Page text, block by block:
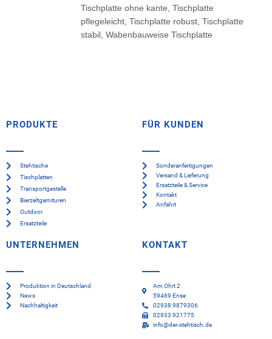
Tischplatte ohne kante Tischplatte
pflegeleicht Tischplatte robust Tischplatte
stabil Wabenbauweise Tischplatte
PRODUKTE
Stehtische
Tischplatten
Transportgestelle
Bierzeltgarnituren
Outdoor
Ersatzteile
FÜR KUNDEN
Sonderanfertigungen
Versand & Lieferung
Ersatzteile & Service
Kontakt
Anfahrt
UNTERNEHMEN
Produktion in Deutschland
News
Nachhaltigkeit
KONTAKT
Am Ohrt 2
59469 Ense
02938 9879306
02933 921775
info@der-stehtisch.de